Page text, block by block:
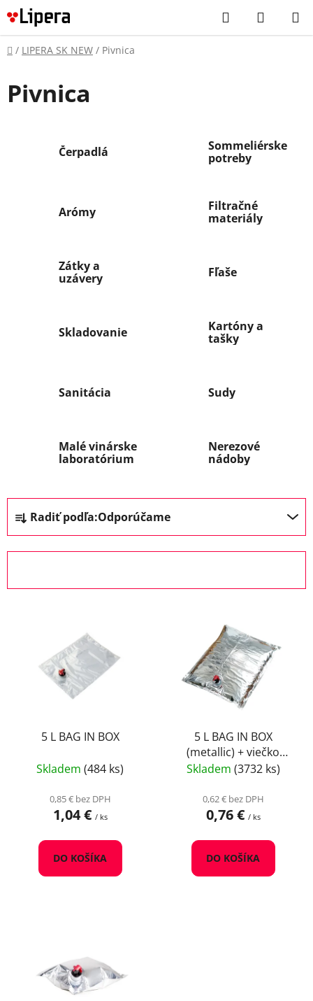
Prejsť
na
obsah
Hľadať
KOŠÍK
Domov
/ LIPERA SK NEW / Pivnica
Pivnica
Čerpadlá
Sommeliérske
potreby
Arómy
Filtračné
materiály
Zátky a
uzávery
Fľaše
Skladovanie
Kartóny a
tašky
Sanitácia Sudy
Malé vinárske
laboratórium
Nerezové
nádoby
R
a
d
Radiť podľa:Odporúčame
5 L BAG IN BOX
Skladem (484 ks)
0,85 € bez DPH
1,04 € / ks
DO KOŠÍKA
5 L BAG IN BOX
(metallic) + viečko
uprostred
Skladem (3732 ks)
0,62 € bez DPH
0,76 € / ks
DO KOŠÍKA